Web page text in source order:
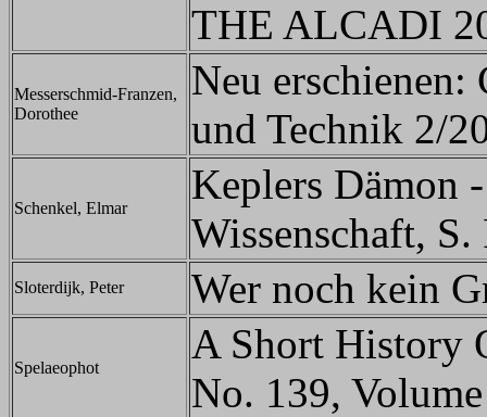
THE ALCADI
Messerschmid-Franzen,
Dorothee
Neu
und Technik 2/
Schenkel, Elmar
Keplers Dämon
Wissenschaft,
Sloterdijk, Peter Wer noch kein
Spelaeophot
A Short History
No. 139,